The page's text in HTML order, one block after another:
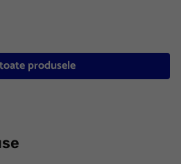
produsele